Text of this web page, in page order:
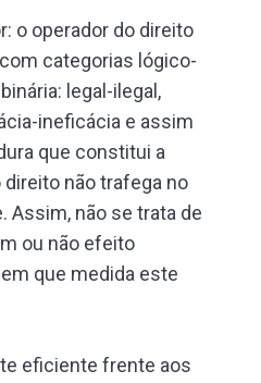
o operador do direito
categorias lógico-
legal-ilegal,
ineficácia e assim
que constitui a
não trafega no
Assim, não se trata de
ou não efeito
que medida este
eficiente frente aos